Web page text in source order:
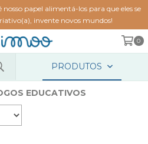
nosso papel alimentá-los para que eles se
invente novos mundos!
0
PRODUTOS
EDUCATIVOS